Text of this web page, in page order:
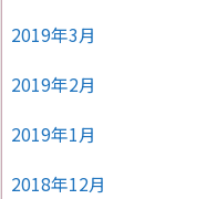
2019年3月
2019年2月
2019年1月
2018年12月